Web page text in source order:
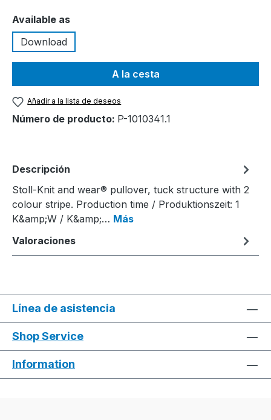
Seleccione
Available as
Download
A la cesta
Añadir a la lista de deseos
Número de producto: P-1010341.1
Descripción
Stoll-Knit and wear® pullover, tuck structure with 2
colour stripe. Production time / Produktionszeit: 1
K&amp;W / K&amp;… Más
Valoraciones
Línea de asistencia
Shop Service
Information